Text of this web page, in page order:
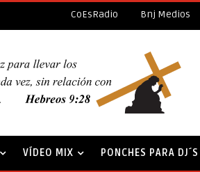
CoEsRadio Bnj Medios
VÍDEO MIX PONCHES PARA DJ´S